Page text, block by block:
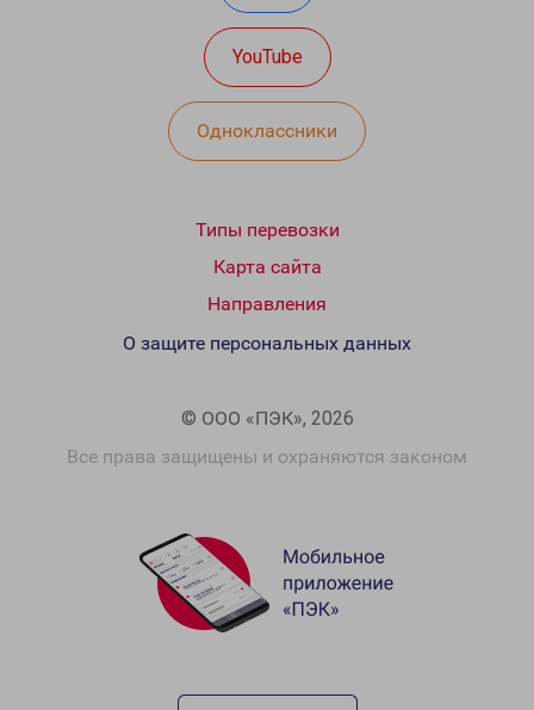
YouTube
Одноклассники
Типы перевозки
Карта сайта
Направления
© ООО «ПЭК», 2026
Все права защищены и охраняются законом
О защите персональных данных